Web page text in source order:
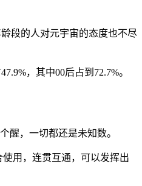
段的人对元宇宙的态度也不尽
，其中00后占到72.7%。
醒，一切都还是未知数。
使用，连贯互通，可以发挥出